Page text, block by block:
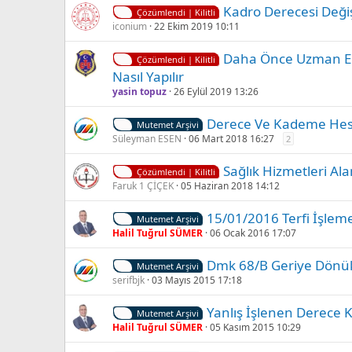
Çözümlendi | Kilitli Kadro Derecesi
iconium 22 Ekim 2019 10:11
Çözümlendi | Kilitli
Daha Önce Uzman
Nasıl Yapılır
yasin topuz 26 Eylül 2019 13:26
Mutemet Arşivi Derece Ve Kademe
Süleyman ESEN 06 Mart 2018 16:27 2
Çözümlendi | Kilitli Sağlık Hizmetleri
Faruk 1 ÇİÇEK 05 Haziran 2018 14:12
Mutemet Arşivi 15/01/2016 Terfi
Halil Tuğrul SÜMER 06 Ocak 2016 17:07
Mutemet Arşivi Dmk 68/B Geriye
serifbjk 03 Mayıs 2015 17:18
Mutemet Arşivi Yanlış İşlenen Derece
Halil Tuğrul SÜMER 05 Kasım 2015 10:29